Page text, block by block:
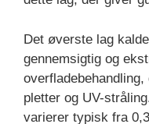
Det øverste lag
gennemsigtig og
pletter og UV-
varierer typisk fra